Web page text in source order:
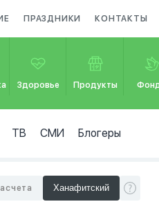
ПРАЗДНИКИ КОНТАКТЫ
Здоровье Продукты
ТВ СМИ Блогеры